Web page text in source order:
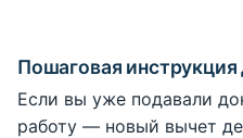
Пошаговая инструкция
Если вы уже подавали
работу — новый вычет